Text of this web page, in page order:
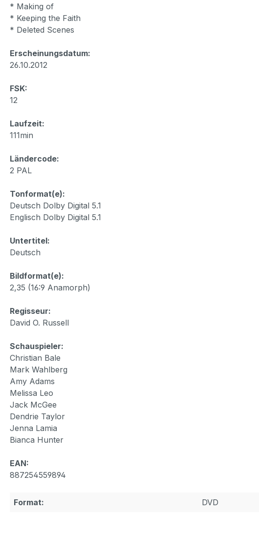
* Making of
* Keeping the Faith
* Deleted Scenes
Erscheinungsdatum:
26.10.2012
FSK:
12
Laufzeit:
111min
Ländercode:
2 PAL
Tonformat(e):
Deutsch Dolby Digital 5.1
Englisch Dolby Digital 5.1
Untertitel:
Deutsch
Bildformat(e):
2,35 (16:9 Anamorph)
Regisseur:
David O. Russell
Schauspieler:
Christian Bale
Mark Wahlberg
Amy Adams
Melissa Leo
Jack McGee
Dendrie Taylor
Jenna Lamia
Bianca Hunter
EAN:
887254559894
Format: DVD